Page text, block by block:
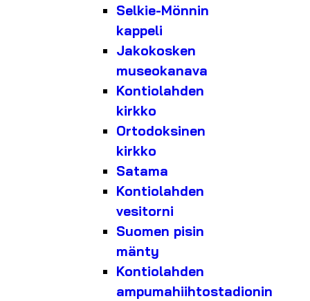
Selkie-Mönnin
kappeli
Jakokosken
museokanava
Kontiolahden
kirkko
Ortodoksinen
kirkko
Satama
Kontiolahden
vesitorni
Suomen pisin
mänty
Kontiolahden
ampumahiihtostadionin